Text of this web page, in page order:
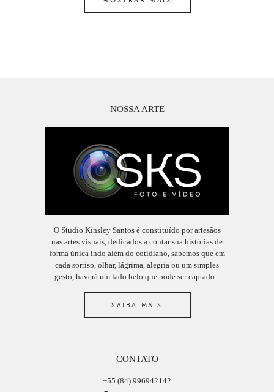
NOSSA ARTE
O Studio Kinsley Santos é constituído por artesãos
nas artes visuais, dedicados a contar sua histórias de
forma única indo além do cotidiano, sabemos que em
cada sorriso, olhar, lágrima, alegria ou um simples
gesto, haverá um lado belo que pode ser captado...
SAIBA MAIS
CONTATO
+55 (84) 996942142